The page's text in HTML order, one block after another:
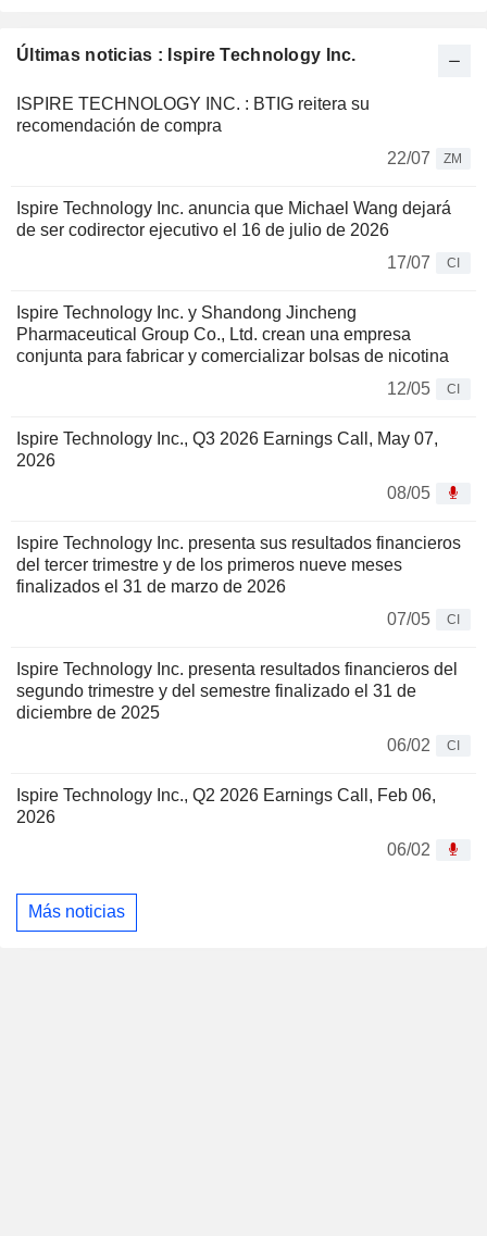
Últimas noticias : Ispire Technology Inc.
ISPIRE TECHNOLOGY INC. : BTIG reitera su
recomendación de compra
22/07
ZM
Ispire Technology Inc. anuncia que Michael Wang dejará
de ser codirector ejecutivo el 16 de julio de 2026
17/07
CI
Ispire Technology Inc. y Shandong Jincheng
Pharmaceutical Group Co., Ltd. crean una empresa
conjunta para fabricar y comercializar bolsas de nicotina
12/05
CI
Ispire Technology Inc., Q3 2026 Earnings Call, May 07,
2026
08/05
Ispire Technology Inc. presenta sus resultados financieros
del tercer trimestre y de los primeros nueve meses
finalizados el 31 de marzo de 2026
07/05
CI
Ispire Technology Inc. presenta resultados financieros del
segundo trimestre y del semestre finalizado el 31 de
diciembre de 2025
06/02
CI
Ispire Technology Inc., Q2 2026 Earnings Call, Feb 06,
2026
06/02
Más noticias